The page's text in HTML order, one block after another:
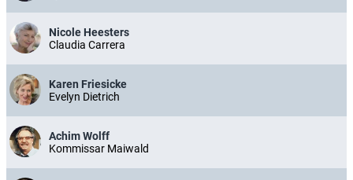
Nicole Heesters
Claudia Carrera
Karen Friesicke
Evelyn Dietrich
Achim Wolff
Kommissar Maiwald